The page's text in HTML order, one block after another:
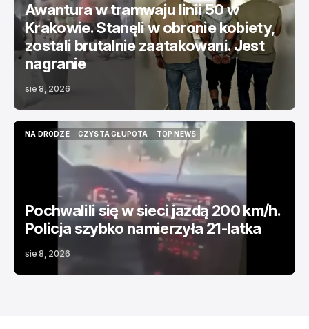
Awantura w tramwaju linii 50 w
Krakowie. Stanęli w obronie kobiety,
zostali brutalnie zaatakowani. Jest
nagranie
sie 8, 2026
NA DRODZE
CZYSTA GŁUPOTA
CZYSTA GŁUPOTA
TOP NEWS
TOP NEWS
Pochwalili się w sieci jazdą 200 km/h.
Policja szybko namierzyła 21-latka
sie 8, 2026